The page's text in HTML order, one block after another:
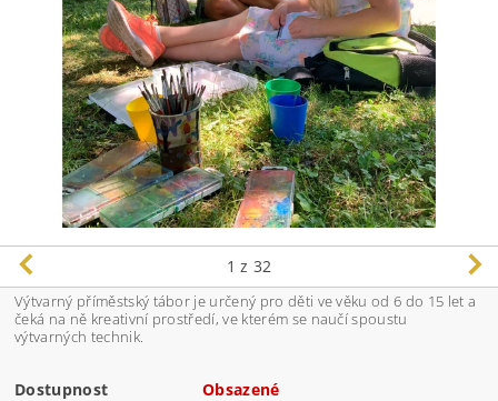
1 z 32
Výtvarný příměstský tábor je určený pro děti ve věku od 6 do 15 let a
čeká na ně kreativní prostředí, ve kterém se naučí spoustu
výtvarných technik.
Dostupnost Obsazené